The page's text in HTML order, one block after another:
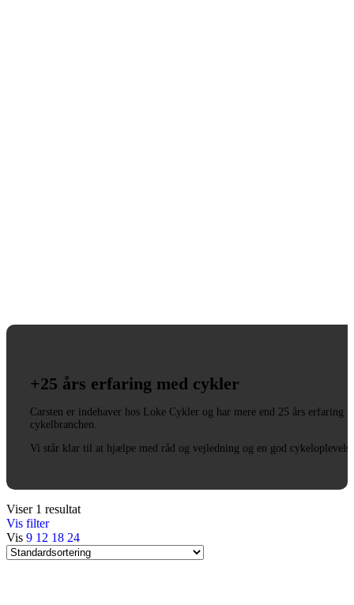
+25 års erfaring med cykler
Carsten er indehaver hos Loke Cykler og har mere end 25 års erfaring i
cykelbranchen.
Vi står klar til at hjælpe med råd og vejledning og en god
Viser 1 resultat
Vis filter
Vis 9 12 18 24